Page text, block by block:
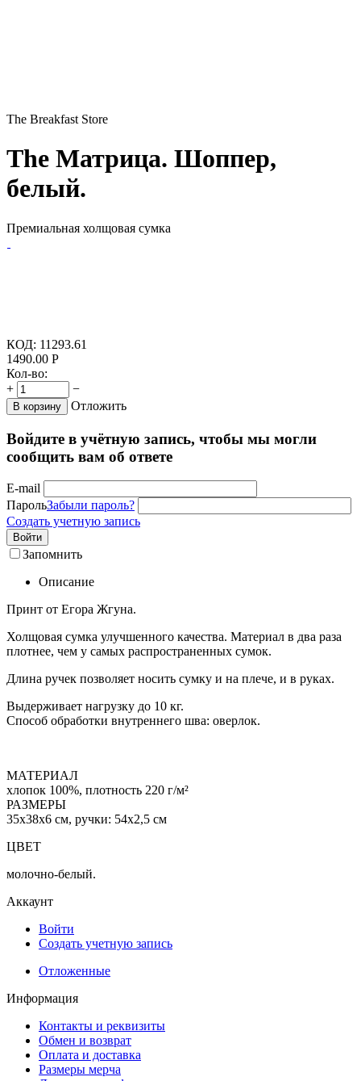
The Breakfast Store
The Матрица. Шоппер,
белый.
Премиальная холщовая сумка
КОД: 11293.61
1490.00 Р
Кол-во:
+
−
В корзину Отложить
Войдите в учётную запись, чтобы мы могли
сообщить вам об ответе
E-mail
ПарольЗабыли пароль?
Создать учетную запись
Войти
Запомнить
Описание
Принт от Егора Жгуна.
Холщовая сумка улучшенного качества. Материал в два раза
плотнее, чем у самых распространенных сумок.
Длина ручек позволяет носить сумку и на плече, и в руках.
Выдерживает нагрузку до 10 кг.
Способ обработки внутреннего шва: оверлок.
МАТЕРИАЛ
хлопок 100%, плотность 220 г/м²
РАЗМЕРЫ
35х38х6 см, ручки: 54х2,5 см
ЦВЕТ
молочно-белый.
Аккаунт
Войти
Создать учетную запись
Отложенные
Информация
Контакты и реквизиты
Обмен и возврат
Оплата и доставка
Размеры мерча